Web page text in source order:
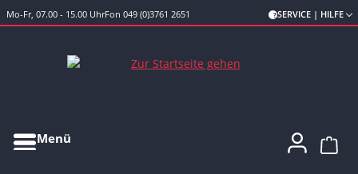
Zum Hauptinhalt springen
Mo-Fr, 07.00 - 15.00 UhrFon 049 (0)3761 2651 SERVICE | HILFE
Menü